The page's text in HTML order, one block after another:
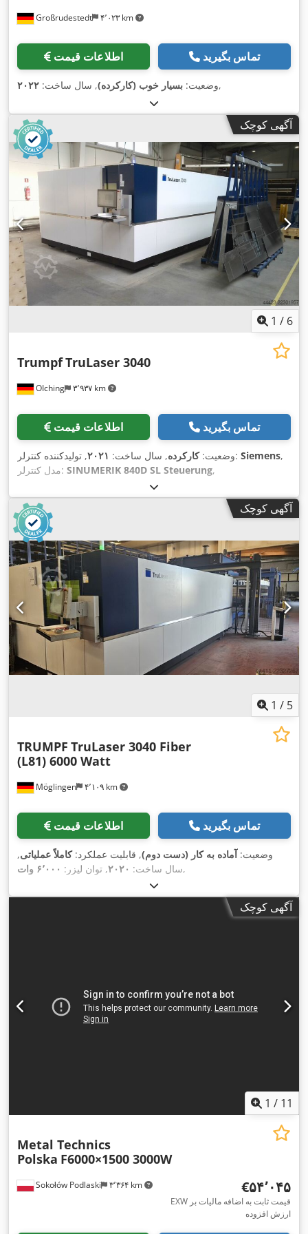
Großrudestedt ۴٬۰۲۳ km
اطلاعات قیمت تماس بگیرید
وضعیت: بسیار خوب (کارکرده), سال ساخت: ۲۰۲۲ ,
آگهی کوچک
1 / 6
OIching ۳٬۹۳۷ km
TrumpfTruLaser 3040
اطلاعات قیمت تماس بگیرید
وضعیت:کارکرده, سال ساخت: ۲۰۲۱ , تولیدکننده کنترلر: Siemens,
مدل کنترلر: SINUMERIK 840D SL Steuerung,
آگهی کوچک
1 / 5
Möglingen ۴٬۱۰۹ km
TRUMPF TruLaser 3040 Fiber
(L81) 6000 Watt
اطلاعات قیمت تماس بگیرید
وضعیت:آماده به کار (دست دوم), قابلیت عملکرد:کاملاً عملیاتی,
سال ساخت: ۲۰۲۰, توان لیزر: ۶٬۰۰۰ وات ,
آگهی کوچک
1 / 11
Sokołów Podlaski ۳٬۳۶۴ km
Metal Technics
Polska F6000×1500 3000W
‎€۵۴٬۰۴۵
EXW قیمت ثابت به اضافه مالیات بر
ارزش افزوده